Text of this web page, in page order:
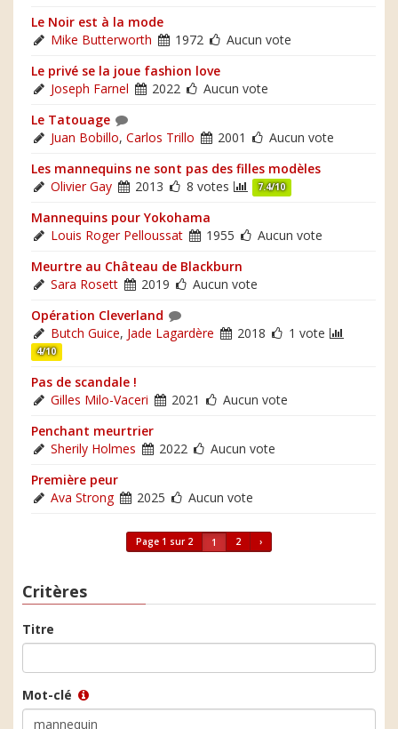
Le Noir est à la mode
Mike Butterworth
1972
Aucun vote
Le privé se la joue fashion love
Joseph Farnel
2022
Aucun vote
Le Tatouage
Juan Bobillo, Carlos Trillo 2001
Aucun vote
Les mannequins ne sont pas des filles modèles
Olivier Gay
2013 8 votes 7.4/10
Mannequins pour Yokohama
Louis Roger Pelloussat
1955
Aucun vote
Meurtre au Château de Blackburn
Sara Rosett
2019
Aucun vote
Opération Cleverland
Butch Guice, Jade Lagardère 2018 1 vote
4/10
Pas de scandale !
Gilles Milo-Vaceri
2021
Aucun vote
Penchant meurtrier
Sherily Holmes
2022
Aucun vote
Première peur
Ava Strong
2025 Aucun vote
Page 1 sur 2 1 2 ›
Critères
Titre
Mot-clé